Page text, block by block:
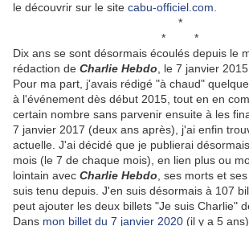
le découvrir sur le site cabu-officiel.com
*
* *
Dix ans se sont désormais écoulés depuis le
rédaction de Charlie Hebdo , le 7 janvier 2015.
Pour ma part, j'avais rédigé "à chaud"
à l'événement dès début 2015, tout en en
certain nombre sans parvenir ensuite à les
7 janvier 2017 (deux ans après), j'ai enfin
actuelle. J'ai décidé que je publierai
mois (le 7 de chaque mois), en lien plus ou
lointain avec Charlie Hebdo , ses morts et
suis tenu depuis. J'en suis désormais à 107
peut ajouter les deux billets "Je suis Charlie"
Dans mon billet du 7 janvier 2020 (il y a 5